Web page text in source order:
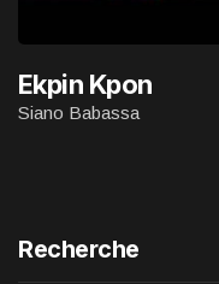
Ekpin Kpon
Siano Babassa
Recherche